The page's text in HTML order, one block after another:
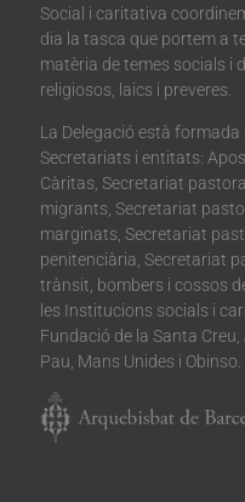
Social i caritativa
dia la tasca que portem a
matèria de temes socials i
religiosos, laics i preveres.
La Delegació està formada
Secretariats i entitats:
Càritas, Secretariat
migrants, Secretariat
marginats, Secretariat
penitenciària, Secretariat
trànsit, bombers i cossos
les Institucions socials i
Fundació de la Santa
Pau, Mans Unides i Obinso.